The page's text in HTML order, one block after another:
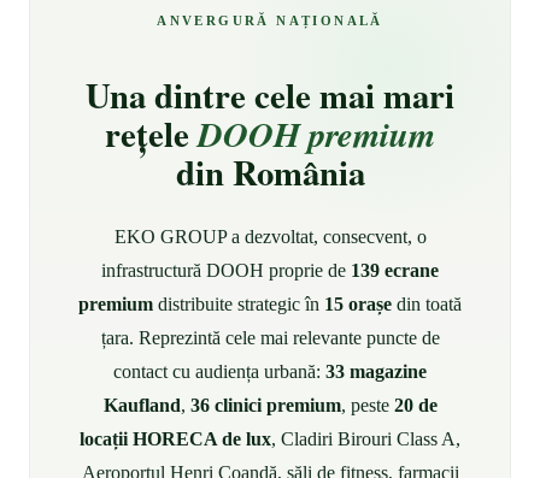
ANVERGURĂ NAȚIONALĂ
Una dintre cele mai mari
rețeleDOOH premium
din România
EKO GROUP a dezvoltat, consecvent, o
infrastructură DOOH proprie de 139 ecrane
premium distribuite strategic în 15 orașe din toată
țara. Reprezintă cele mai relevante puncte de
contact cu audiența urbană: 33 magazine
Kaufland, 36 clinici premium, peste 20 de
locații HORECA de lux, Cladiri Birouri Class A,
Aeroportul Henri Coandă, săli de fitness, farmacii